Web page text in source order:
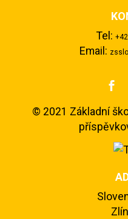
Tel:
Email:

© 2021 Základní